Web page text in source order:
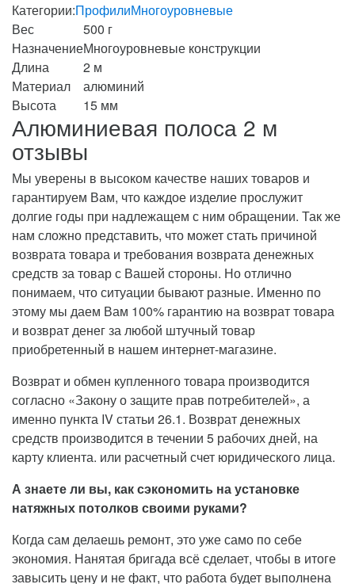
Категории:ПрофилиМногоуровневые
Вес
500 г
НазначениеМногоуровневые конструкции
Длина
2 м
Материал
алюминий
Высота
15 мм
Алюминиевая полоса 2 м
отзывы
Мы уверены в высоком качестве наших товаров и
гарантируем Вам, что каждое изделие прослужит
долгие годы при надлежащем с ним обращении. Так же
нам сложно представить, что может стать причиной
возврата товара и требования возврата денежных
средств за товар с Вашей стороны. Но отлично
понимаем, что ситуации бывают разные. Именно по
этому мы даем Вам 100% гарантию на возврат товара
и возврат денег за любой штучный товар
приобретенный в нашем интернет-магазине.
Возврат и обмен купленного товара производится
согласно «Закону о защите прав потребителей», а
именно пункта IV статьи 26.1. Возврат денежных
средств производится в течении 5 рабочих дней, на
карту клиента. или расчетный счет юридического лица.
А знаете ли вы, как сэкономить на установке
натяжных потолков своими руками?
Когда сам делаешь ремонт, это уже само по себе
экономия. Нанятая бригада всё сделает, чтобы в итоге
завысить цену и не факт, что работа будет выполнена